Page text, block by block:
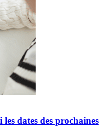
dates des prochaines